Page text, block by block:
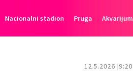
Nacionalni stadion Pruga Akvarijum
12.5.2026. 9:20